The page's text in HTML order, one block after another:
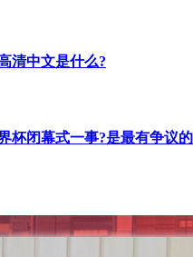
清中文是什么?
杯闭幕式一事?是最有争议